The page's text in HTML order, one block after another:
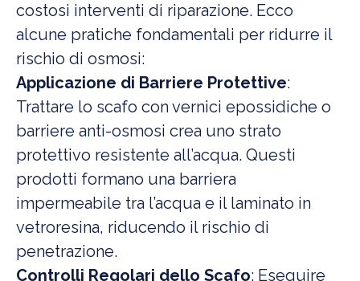
costosi interventi di riparazione. Ecco
alcune pratiche fondamentali per ridurre il
rischio di osmosi:
Applicazione di Barriere Protettive:
Trattare lo scafo con vernici epossidiche o
barriere anti-osmosi crea uno strato
protettivo resistente all’acqua. Questi
prodotti formano una barriera
impermeabile tra l’acqua e il laminato in
vetroresina, riducendo il rischio di
penetrazione.
Controlli Regolari dello Scafo: Eseguire